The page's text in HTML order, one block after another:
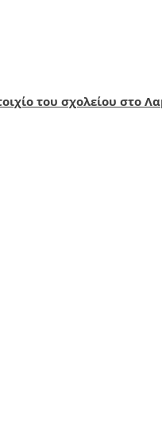
του σχολείου στο